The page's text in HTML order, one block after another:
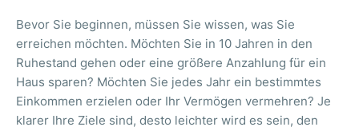
Bevor Sie beginnen, müssen Sie wissen, was Sie
erreichen möchten. Möchten Sie in 10 Jahren in den
Ruhestand gehen oder eine größere Anzahlung für ein
Haus sparen? Möchten Sie jedes Jahr ein bestimmtes
Einkommen erzielen oder Ihr Vermögen vermehren? Je
klarer Ihre Ziele sind, desto leichter wird es sein, den